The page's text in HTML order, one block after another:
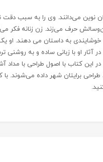
نوین می‌دانند. وی را به سبب دقت
حرف می‌زند. زن زنانه فکر
به داستان می دهند. او یک
آثار او با زبانی ساده و به
کتاب با اصول طراحی با مداد
برایتان شهر داده می‌شوند.